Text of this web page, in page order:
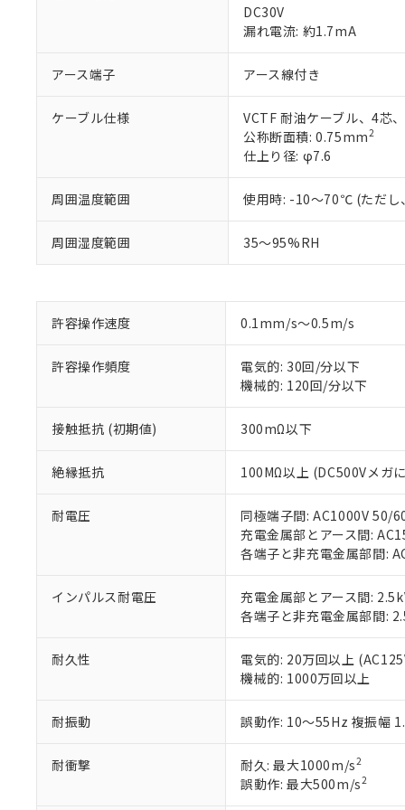
DC30V
漏れ電流: 約1.7mA
アース端子 アース線付き
ケーブル仕様
VCTF 耐油ケーブル、4芯
公称断面積: 0.75mm2
仕上り径: φ7.6
周囲温度範囲 使用時: -10～70℃ (ただし
周囲湿度範囲 35～95%RH
許容操作速度 0.1mm/s～0.5m/s
許容操作頻度
電気的: 30回/分以下
機械的: 120回/分以下
接触抵抗 (初期値) 300mΩ以下
絶縁抵抗 100MΩ以上 (DC500Vメガ
耐電圧
同極端子間: AC1000V 50/
充電金属部とアース間:
各端子と非充電金属部間:
インパルス耐電圧
充電金属部とアース間:
各端子と非充電金属部間:
耐久性
電気的: 20万回以上
機械的: 1000万回以上
耐振動 誤動作: 10～55Hz 複振幅
耐衝撃 耐久: 最大1000m/s2
誤動作: 最大500m/s2
ご利用条件
以下の条件をお読
本サービス
当社制御機
在庫状況お
のであり、
正式な納期
当社販売員
オムロン制御
在庫状況お
す。
マイパーツ
ている必要
お客様が当
が、当社の
※当社の共同
いる法人を指
※1 対応状況
調査・確認中：
非該当品：ライセ
があります。
*EU RoHS指令（10物質
鉛(Pb) 1000ppm以下、
六価クロム(Cr(Ⅵ))
フタル酸ビス(2-エチル
但し、RoHS指令で産業
※2 対応予定月
部品在庫の切り替
※3 非含有証明
下記の非含有証明
EU RoHS指令（
※本証明書は発行
また、RoHS指令
※1 中国
「○」：最大均質
「－」：未確認で
Pb(鉛) :1000ppm、 Hg(
DBP(フタル酸ジブチル
DEHP(フタル酸ビス(2-
※2 環境保護使
「ｅ」：有害物質
「10」：通常の使
味します。
「－」：未確認で
当社は、こ
などの必要
当社は規制
置等に一切使
当社は、貴
また当社は
たしません。
記
号
○ 一定数
△ 一定数に
機器販売
白